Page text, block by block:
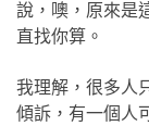
說，噢，原來是
直找你算。
我理解，很多人
傾訴，有一個人